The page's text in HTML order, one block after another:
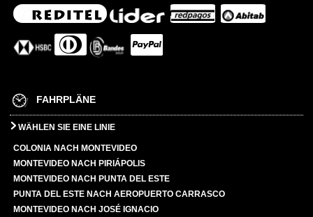
FAHRPLÄNE
WÄHLEN SIE EINE LINIE
COLONIA NACH MONTEVIDEO
MONTEVIDEO NACH PIRIÁPOLIS
MONTEVIDEO NACH PUNTA DEL ESTE
PUNTA DEL ESTE NACH AEROPUERTO CARRASCO
MONTEVIDEO NACH JOSÉ IGNACIO